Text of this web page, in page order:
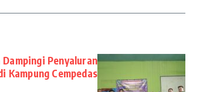
Penyaluran
Kampung Cempedas